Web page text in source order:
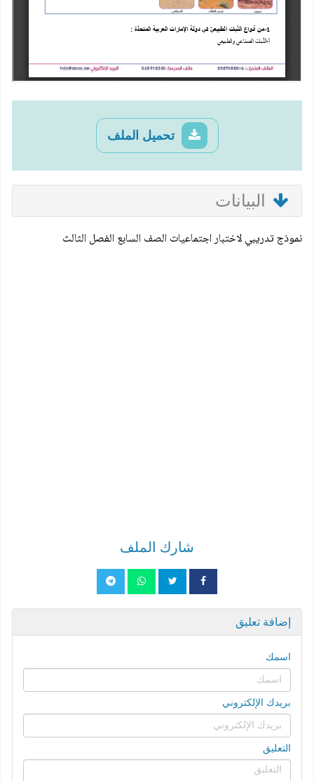
تحميل الملف
البيانات
نموذج تدريبي لاختبار اجتماعيات الصف السابع الفصل الثالث
شارك الملف
إضافة تعليق
اسمك
بريدك الإلكتروني
التعليق